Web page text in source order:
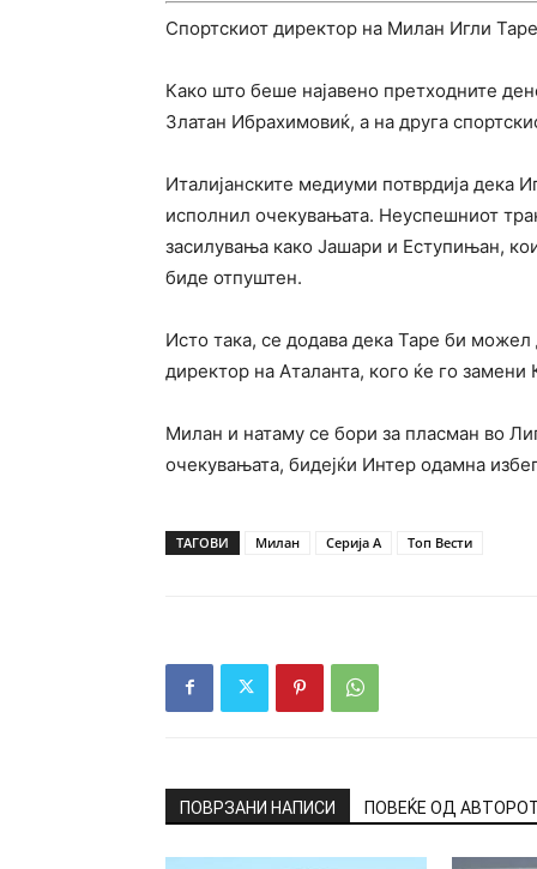
Спортскиот директор на Милан Игли Таре
Како што беше најавено претходните
Златан Ибрахимовиќ, а на друга
Италијанските медиуми потврдија дека
исполнил очекувањата. Неуспешниот
засилувања како Јашари и Еступињан,
биде отпуштен.
Исто така, се додава дека Таре би
директор на Аталанта, кого ќе го замени
Милан и натаму се бори за пласман во
очекувањата, бидејќи Интер одамна
ТАГОВИ Mилан Серија А Топ Вести
ПОВРЗАНИ НАПИСИ ПОВЕЌЕ ОД